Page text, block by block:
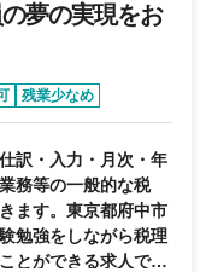
夢の実現をお
残業少なめ
訳・入力・月次・年
務等の一般的な税
ます。東京都府中市
勉強をしながら税理
とができる求人で